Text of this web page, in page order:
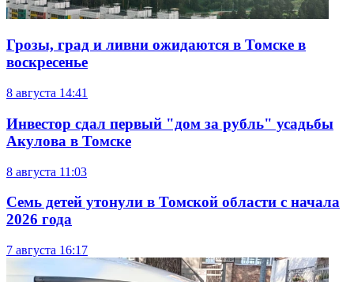
Грозы, град и ливни ожидаются в Томске в
воскресенье
8 августа 14:41
Инвестор сдал первый "дом за рубль" усадьбы
Акулова в Томске
8 августа 11:03
Семь детей утонули в Томской области с начала
2026 года
7 августа 16:17